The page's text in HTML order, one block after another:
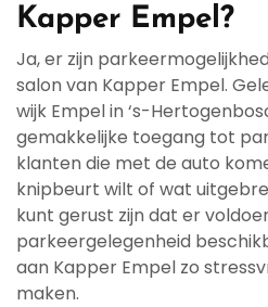
Kapper Empel?
Ja, er zijn
salon van Kapper Empel.
wijk Empel in ‘s-
gemakkelijke toegang tot
klanten die met de auto
knipbeurt wilt of wat
kunt gerust zijn dat er
parkeergelegenheid
aan Kapper Empel zo
maken.